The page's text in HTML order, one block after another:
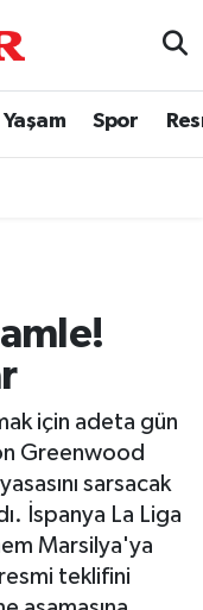
Yaşam Spor
için adeta gün
Greenwood
sarsacak
İspanya La Liga
Marsilya'ya
teklifini